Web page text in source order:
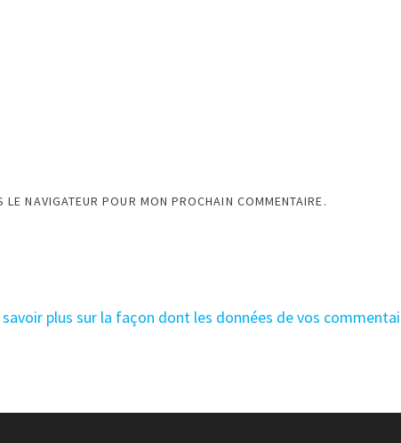
NAVIGATEUR POUR MON PROCHAIN COMMENTAIRE.
savoir plus sur la façon dont les données de vos